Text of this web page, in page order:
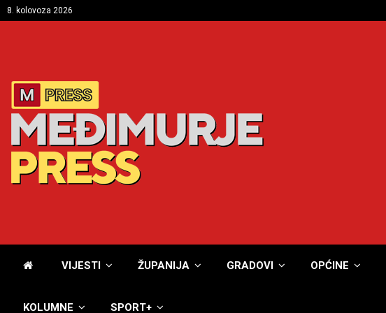
8. kolovoza 2026
VIJESTI ŽUPANIJA GRADOVI OPĆINE
KOLUMNE SPORT+